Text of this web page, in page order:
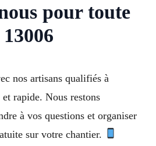
pour toute
nos artisans qualifiés à
rapide. Nous restons
à vos questions et organiser
sur votre chantier.